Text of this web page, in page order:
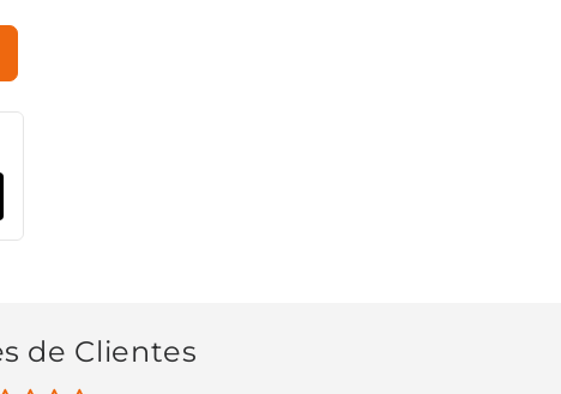
de Clientes